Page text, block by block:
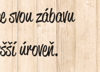
svou zábavu
úroveň.